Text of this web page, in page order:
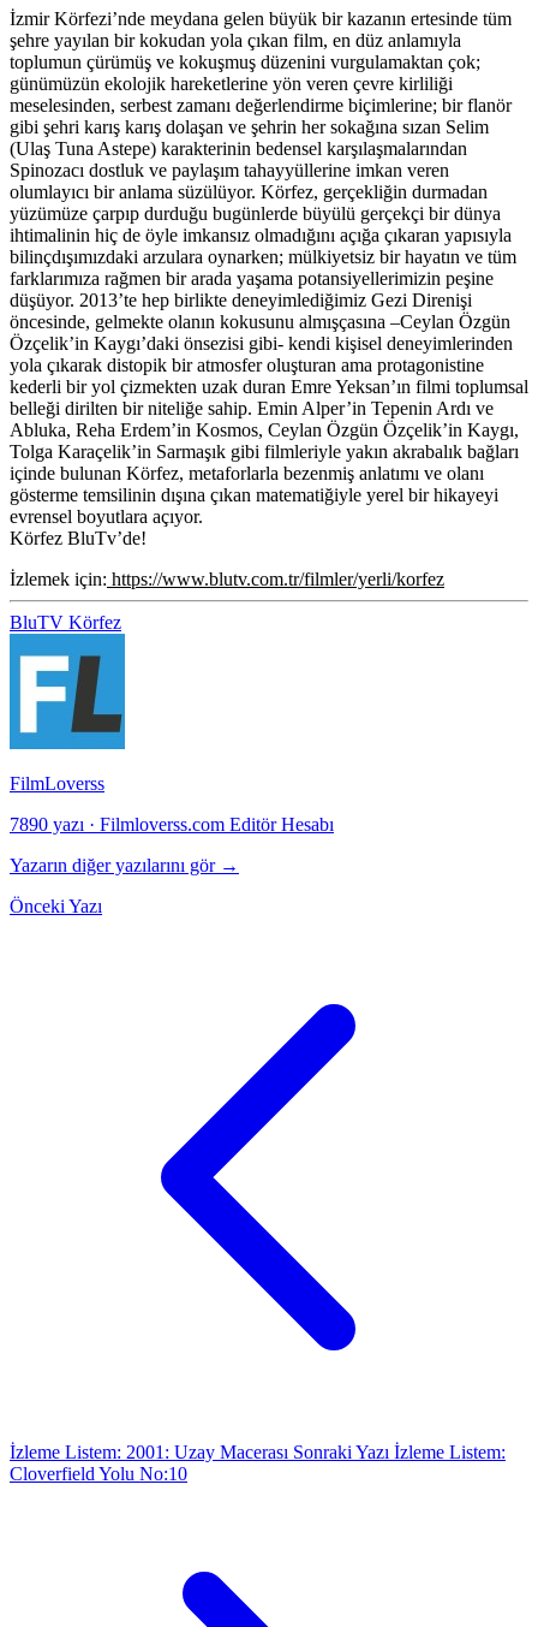
İzmir Körfezi’nde meydana gelen büyük bir kazanın ertesinde tüm
şehre yayılan bir kokudan yola çıkan film, en düz anlamıyla
toplumun çürümüş ve kokuşmuş düzenini vurgulamaktan çok;
günümüzün ekolojik hareketlerine yön veren çevre kirliliği
meselesinden, serbest zamanı değerlendirme biçimlerine; bir flanör
gibi şehri karış karış dolaşan ve şehrin her sokağına sızan Selim
(Ulaş Tuna Astepe) karakterinin bedensel karşılaşmalarından
Spinozacı dostluk ve paylaşım tahayyüllerine imkan veren
olumlayıcı bir anlama süzülüyor. Körfez, gerçekliğin durmadan
yüzümüze çarpıp durduğu bugünlerde büyülü gerçekçi bir dünya
ihtimalinin hiç de öyle imkansız olmadığını açığa çıkaran yapısıyla
bilinçdışımızdaki arzulara oynarken; mülkiyetsiz bir hayatın ve tüm
farklarımıza rağmen bir arada yaşama potansiyellerimizin peşine
düşüyor. 2013’te hep birlikte deneyimlediğimiz Gezi Direnişi
öncesinde, gelmekte olanın kokusunu almışçasına –Ceylan Özgün
Özçelik’in Kaygı’daki önsezisi gibi- kendi kişisel deneyimlerinden
yola çıkarak distopik bir atmosfer oluşturan ama protagonistine
kederli bir yol çizmekten uzak duran Emre Yeksan’ın filmi toplumsal
belleği dirilten bir niteliğe sahip. Emin Alper’in Tepenin Ardı ve
Abluka, Reha Erdem’in Kosmos, Ceylan Özgün Özçelik’in Kaygı,
Tolga Karaçelik’in Sarmaşık gibi filmleriyle yakın akrabalık bağları
içinde bulunan Körfez, metaforlarla bezenmiş anlatımı ve olanı
gösterme temsilinin dışına çıkan matematiğiyle yerel bir hikayeyi
evrensel boyutlara açıyor.
Körfez BluTv’de!
İzlemek için: https://www.blutv.com.tr/filmler/yerli/korfez
BluTV Körfez
FilmLoverss
7890 yazı · Filmloverss.com Editör Hesabı
Yazarın diğer yazılarını gör →
Önceki Yazı
İzleme Listem: 2001: Uzay Macerası Sonraki Yazı İzleme Listem:
Cloverfield Yolu No:10